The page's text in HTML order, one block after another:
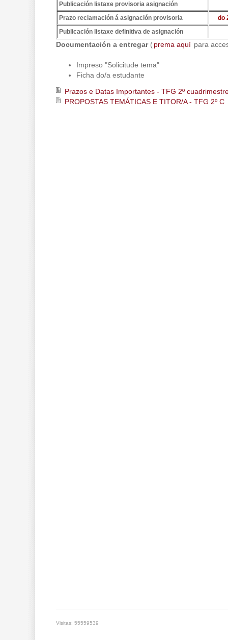
Publicación listaxe provisoria asignación
Prazo reclamación á asignación provisoria
do
Publicación listaxe definitiva de asignación
Documentación a entregar(prema aquí para
Impreso "Solicitude tema"
Ficha do/a estudante
Prazos e Datas Importantes - TFG 2º
PROPOSTAS TEMÁTICAS E TITOR/A - TFG 2º C
Visitas: 55559539